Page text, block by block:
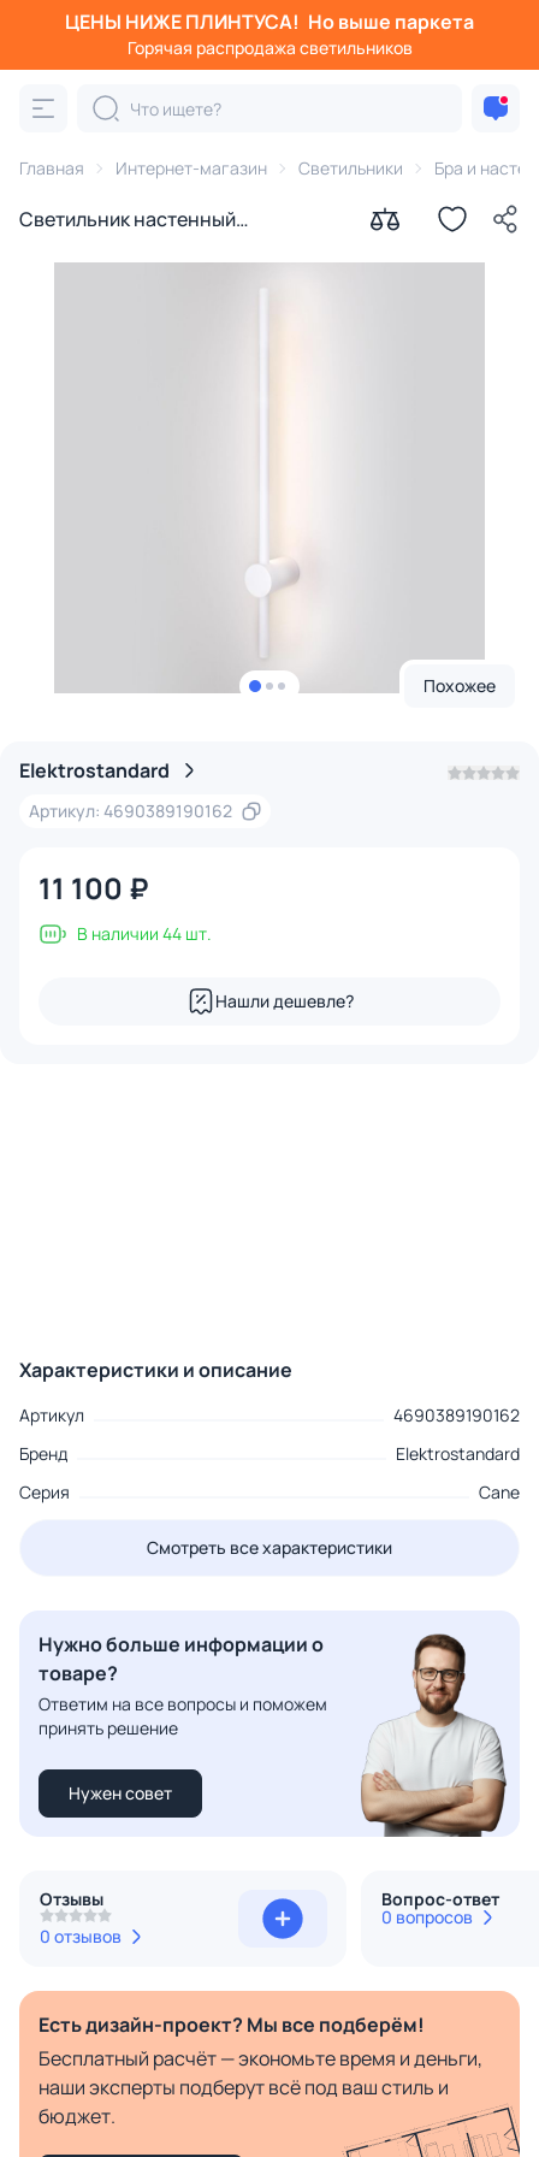
ЦЕНЫ НИЖЕ ПЛИНТУСА! Но выше паркета
Горячая распродажа светильников
Главная Интернет-магазин Светильники Бра и
Светильник настенный
Похожее
Elektrostandard
Артикул: 4690389190162
11 100 ₽
В наличии 44 шт.
Нашли дешевле?
Характеристики и описание
Артикул
4690389190162
Бренд
Elektrostandard
Серия
Cane
Смотреть все характеристики
Нужно больше информации о
товаре?
Ответим на все вопросы и поможем
принять решение
Нужен совет
Отзывы
0 отзывов
Вопрос-ответ
0 вопросов
Есть дизайн-проект? Мы все подберём!
Бесплатный расчёт — экономьте время и деньги,
наши эксперты подберут всё под ваш стиль и
бюджет.